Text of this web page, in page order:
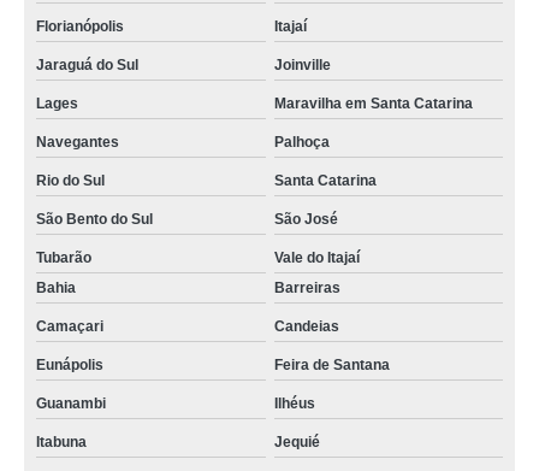
Florianópolis Itajaí
Jaraguá do Sul Joinville
Lages Maravilha em Santa Catarina
Navegantes Palhoça
Rio do Sul Santa Catarina
São Bento do Sul São José
Tubarão
Vale do Itajaí
Bahia
Barreiras
Camaçari Candeias
Eunápolis Feira de Santana
Guanambi Ilhéus
Itabuna Jequié